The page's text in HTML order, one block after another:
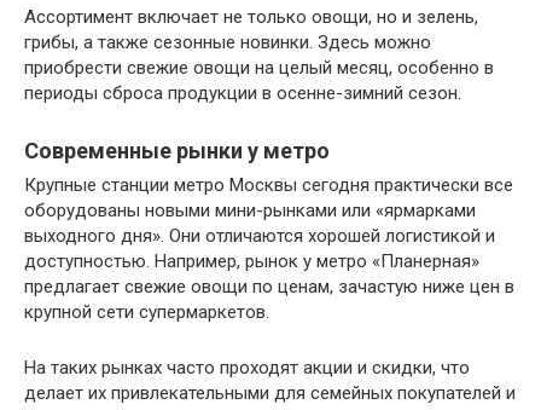
Ассортимент включает не только овощи, но и зелень,
грибы, а также сезонные новинки. Здесь можно
приобрести свежие овощи на целый месяц, особенно в
периоды сброса продукции в осенне-зимний сезон.
Современные рынки у метро
Крупные станции метро Москвы сегодня практически все
оборудованы новыми мини-рынками или «ярмарками
выходного дня». Они отличаются хорошей логистикой и
доступностью. Например, рынок у метро «Планерная»
предлагает свежие овощи по ценам, зачастую ниже цен в
крупной сети супермаркетов.
На таких рынках часто проходят акции и скидки, что
делает их привлекательными для семейных покупателей и